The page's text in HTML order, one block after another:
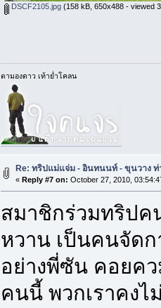
DSCF2105.jpg(158 kB, 650x488 - viewed
ตามองดาว เท้าย่ำโคลน
Re: ทริปแม่แจ่ม - อินทนนท์ - ขุนวาง ท่
« Reply #7 on: October 27, 2010,
สมาชิกร่วมทริปค
หวาน เป็นคนจัด
อย่างพี่ซัน คอยค
คนนี้ พวกเราคง